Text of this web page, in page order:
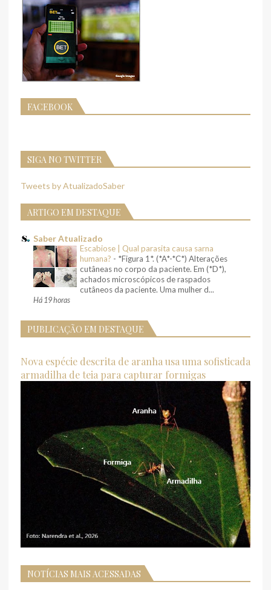
FACEBOOK
SIGA NO TWITTER
Tweets by AtualizadoSaber
ARTIGO EM DESTAQUE
Saber Atualizado
Escabiose | Qual parasita causa sarna
humana? - *Figura 1*. (*A*-*C*) Alterações
cutâneas no corpo da paciente. Em (*D*),
achados microscópicos de raspados
cutâneos da paciente. Uma mulher d...
Há 19 horas
PUBLICAÇÃO EM DESTAQUE
Nova espécie descrita de aranha usa uma sofisticada
armadilha de teia para capturar formigas
NOTÍCIAS MAIS ACESSADAS